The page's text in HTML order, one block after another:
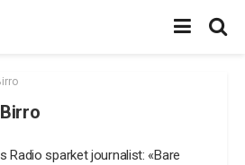
Radio sparket journalist: «Bare